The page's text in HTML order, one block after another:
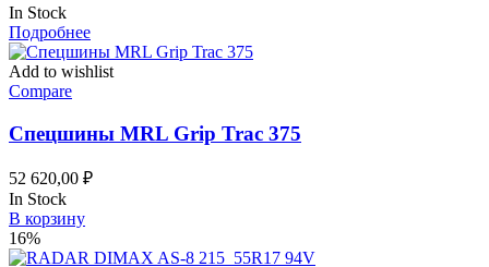
In Stock
Подробнее
Add to wishlist
Compare
Спецшины MRL Grip Trac 375
52 620,00 ₽
In Stock
В корзину
16%